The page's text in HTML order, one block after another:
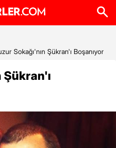
Sokağı'nın Şükran'ı Boşanıyor
Şükran'ı